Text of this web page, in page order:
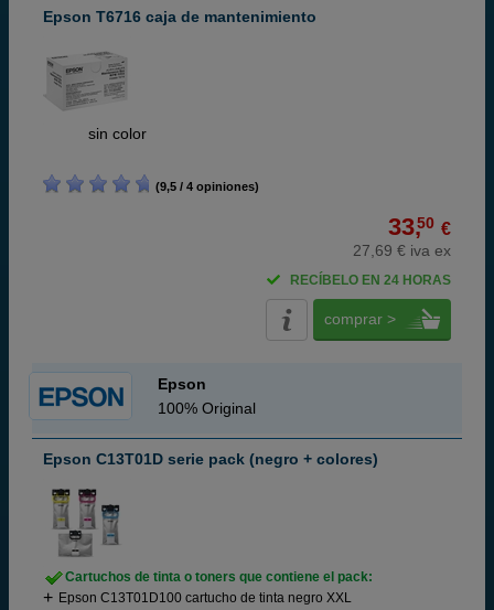
Epson T6716 caja de mantenimiento
sin color
(9,5 / 4 opiniones)
33,50 €
27,69 € iva ex
RECÍBELO EN 24 HORAS
comprar >
Epson
100% Original
Epson C13T01D serie pack (negro + colores)
Cartuchos de tinta o toners que contiene el pack:
Epson C13T01D100 cartucho de tinta negro XXL